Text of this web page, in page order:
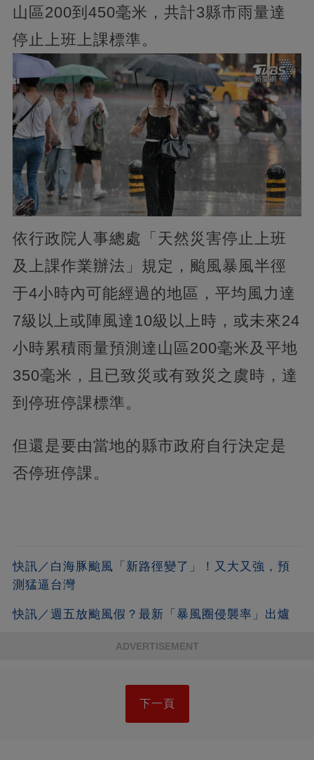
山區200到450毫米，共計3縣市雨量達
停止上班上課標準。
依行政院人事總處「天然災害停止上班
及上課作業辦法」規定，颱風暴風半徑
于4小時內可能經過的地區，平均風力達
7級以上或陣風達10級以上時，或未來24
小時累積雨量預測達山區200毫米及平地
350毫米，且已致災或有致災之虞時，達
到停班停課標準。
但還是要由當地的縣市政府自行決定是
否停班停課。
快訊／白海豚颱風「新路徑變了」！又大又強，預
測猛逼台灣
快訊／週五放颱風假？最新「暴風圈侵襲率」出爐
ADVERTISEMENT
下一頁